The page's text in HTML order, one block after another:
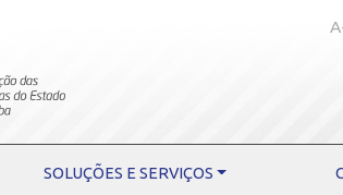
SOLUÇÕES E SERVIÇOS